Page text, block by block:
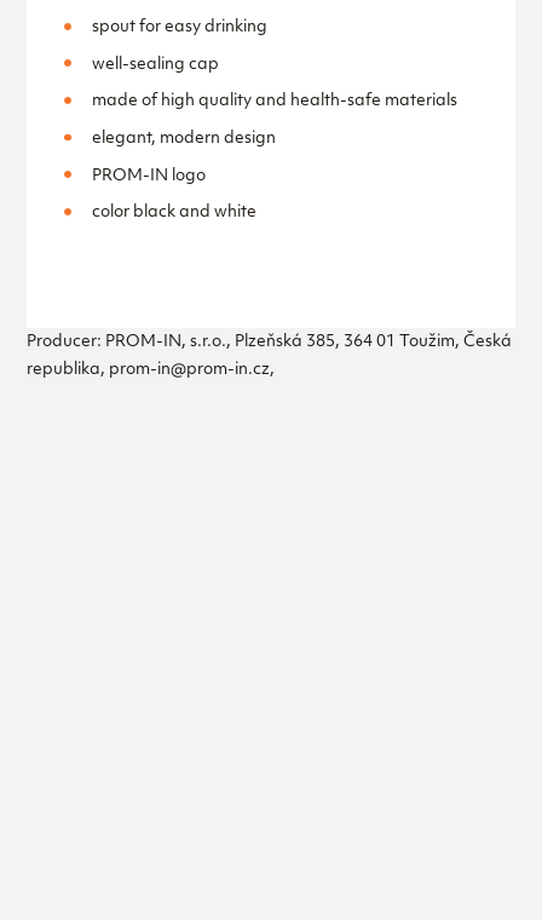
spout for easy drinking
well-sealing cap
made of high quality and health-safe materials
elegant, modern design
PROM-IN logo
color black and white
Producer: PROM-IN, s.r.o., Plzeňská 385, 364 01 Toužim, Česká
republika, prom-in@prom-in.cz,